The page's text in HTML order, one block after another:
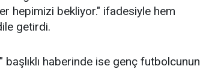
hepimizi bekliyor." ifadesiyle hem
getirdi.
başlıklı haberinde ise genç futbolcunun